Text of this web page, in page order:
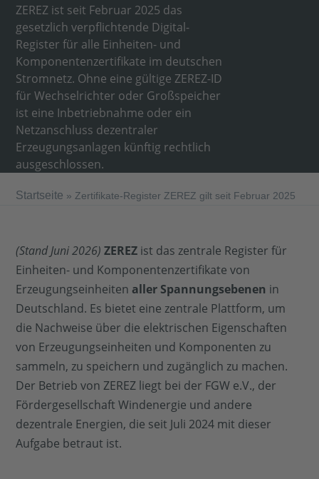
ZEREZ ist seit Februar 2025 das
gesetzlich verpflichtende Digital-
Register für alle Einheiten- und
Komponentenzertifikate im deutschen
Stromnetz. Ohne eine gültige ZEREZ-ID
für Wechselrichter oder Großspeicher
ist eine Inbetriebnahme oder ein
Netzanschluss dezentraler
Erzeugungsanlagen künftig rechtlich
ausgeschlossen.
Startseite » Zertifikate-Register ZEREZ gilt seit Februar 2025
(Stand Juni 2026) ZEREZ ist das zentrale Register für
Einheiten- und Komponentenzertifikate von
Erzeugungseinheiten aller Spannungsebenen in
Deutschland. Es bietet eine zentrale Plattform, um
die Nachweise über die elektrischen Eigenschaften
von Erzeugungseinheiten und Komponenten zu
sammeln, zu speichern und zugänglich zu machen.
Der Betrieb von ZEREZ liegt bei der FGW e.V., der
Fördergesellschaft Windenergie und andere
dezentrale Energien, die seit Juli 2024 mit dieser
Aufgabe betraut ist.